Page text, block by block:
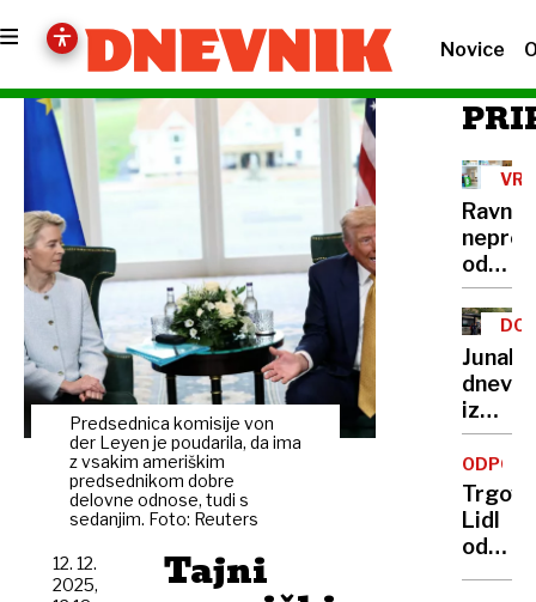
Novice
Predsednica komisije von
der Leyen je poudarila, da ima
z vsakim ameriškim
predsednikom dobre
delovne odnose, tudi s
sedanjim. Foto: Reuters
Tajni
12. 12.
2025,
se je
tudi
njena
Junak
dneva:
torba,
LPP
20 in
majhna
Lidl
suhe